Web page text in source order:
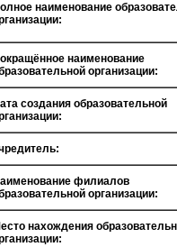
наименование
наименование
организации:
создания образовательной
филиалов
организации:
нахождения